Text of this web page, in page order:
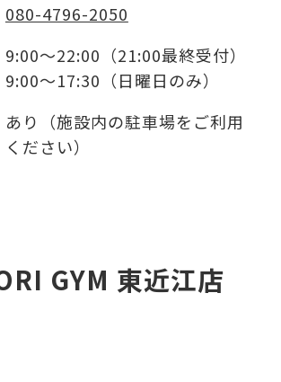
080-4796-2050
9:00～22:00（21:00最終受付）
9:00～17:30（日曜日のみ）
あり（施設内の駐車場をご利用
ください）
GYM 東近江店